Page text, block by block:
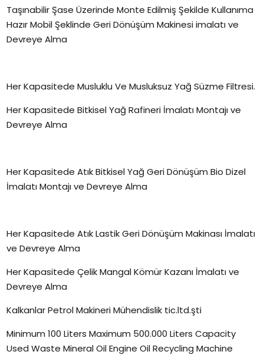
Taşınabilir Şase Üzerinde Monte Edilmiş Şekilde Kullanıma
Hazır Mobil Şeklinde Geri Dönüşüm Makinesi imalatı ve
Devreye Alma
Her Kapasitede Musluklu Ve Musluksuz Yağ Süzme Filtresi.
Her Kapasitede Bitkisel Yağ Rafineri İmalatı Montajı ve
Devreye Alma
Her Kapasitede Atık Bitkisel Yağ Geri Dönüşüm Bio Dizel
İmalatı Montajı ve Devreye Alma
Her Kapasitede Atık Lastik Geri Dönüşüm Makinası İmalatı
ve Devreye Alma
Her Kapasitede Çelik Mangal Kömür Kazanı İmalatı ve
Devreye Alma
Kalkanlar Petrol Makineri Mühendislik tic.ltd.şti
Minimum 100 Liters Maximum 500.000 Liters Capacity
Used Waste Mineral Oil Engine Oil Recycling Machine